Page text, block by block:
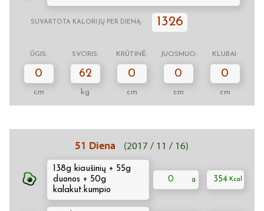
SUVARTOTA KALORIJŲ PER DIENĄ: 1326
ŪGIS: SVORIS: KRŪTINĖ: JUOSMUO: KLUBAI:
0
cm
62
kg
0
cm
0
cm
0
cm
51 Diena (2017 / 11 / 16)
138g kiaušinių + 55g
duonos + 50g
kalakut.kumpio
0 354